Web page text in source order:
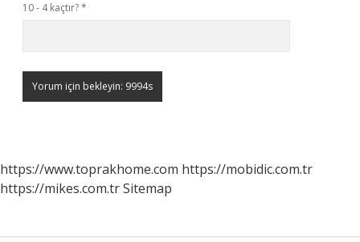
10 - 4 kaçtır?*
https://www.toprakhome.com https://mobidic.com.tr
https://mikes.com.trSitemap